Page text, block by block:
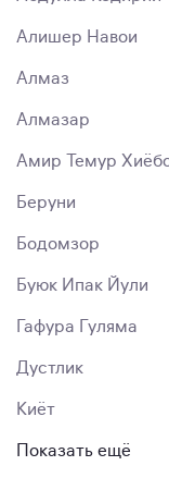
Алишер Навои
Алмаз
Алмазар
Амир Темур
Беруни
Бодомзор
Буюк Ипак Йули
Гафура Гуляма
Дустлик
Киёт
Показать ещё